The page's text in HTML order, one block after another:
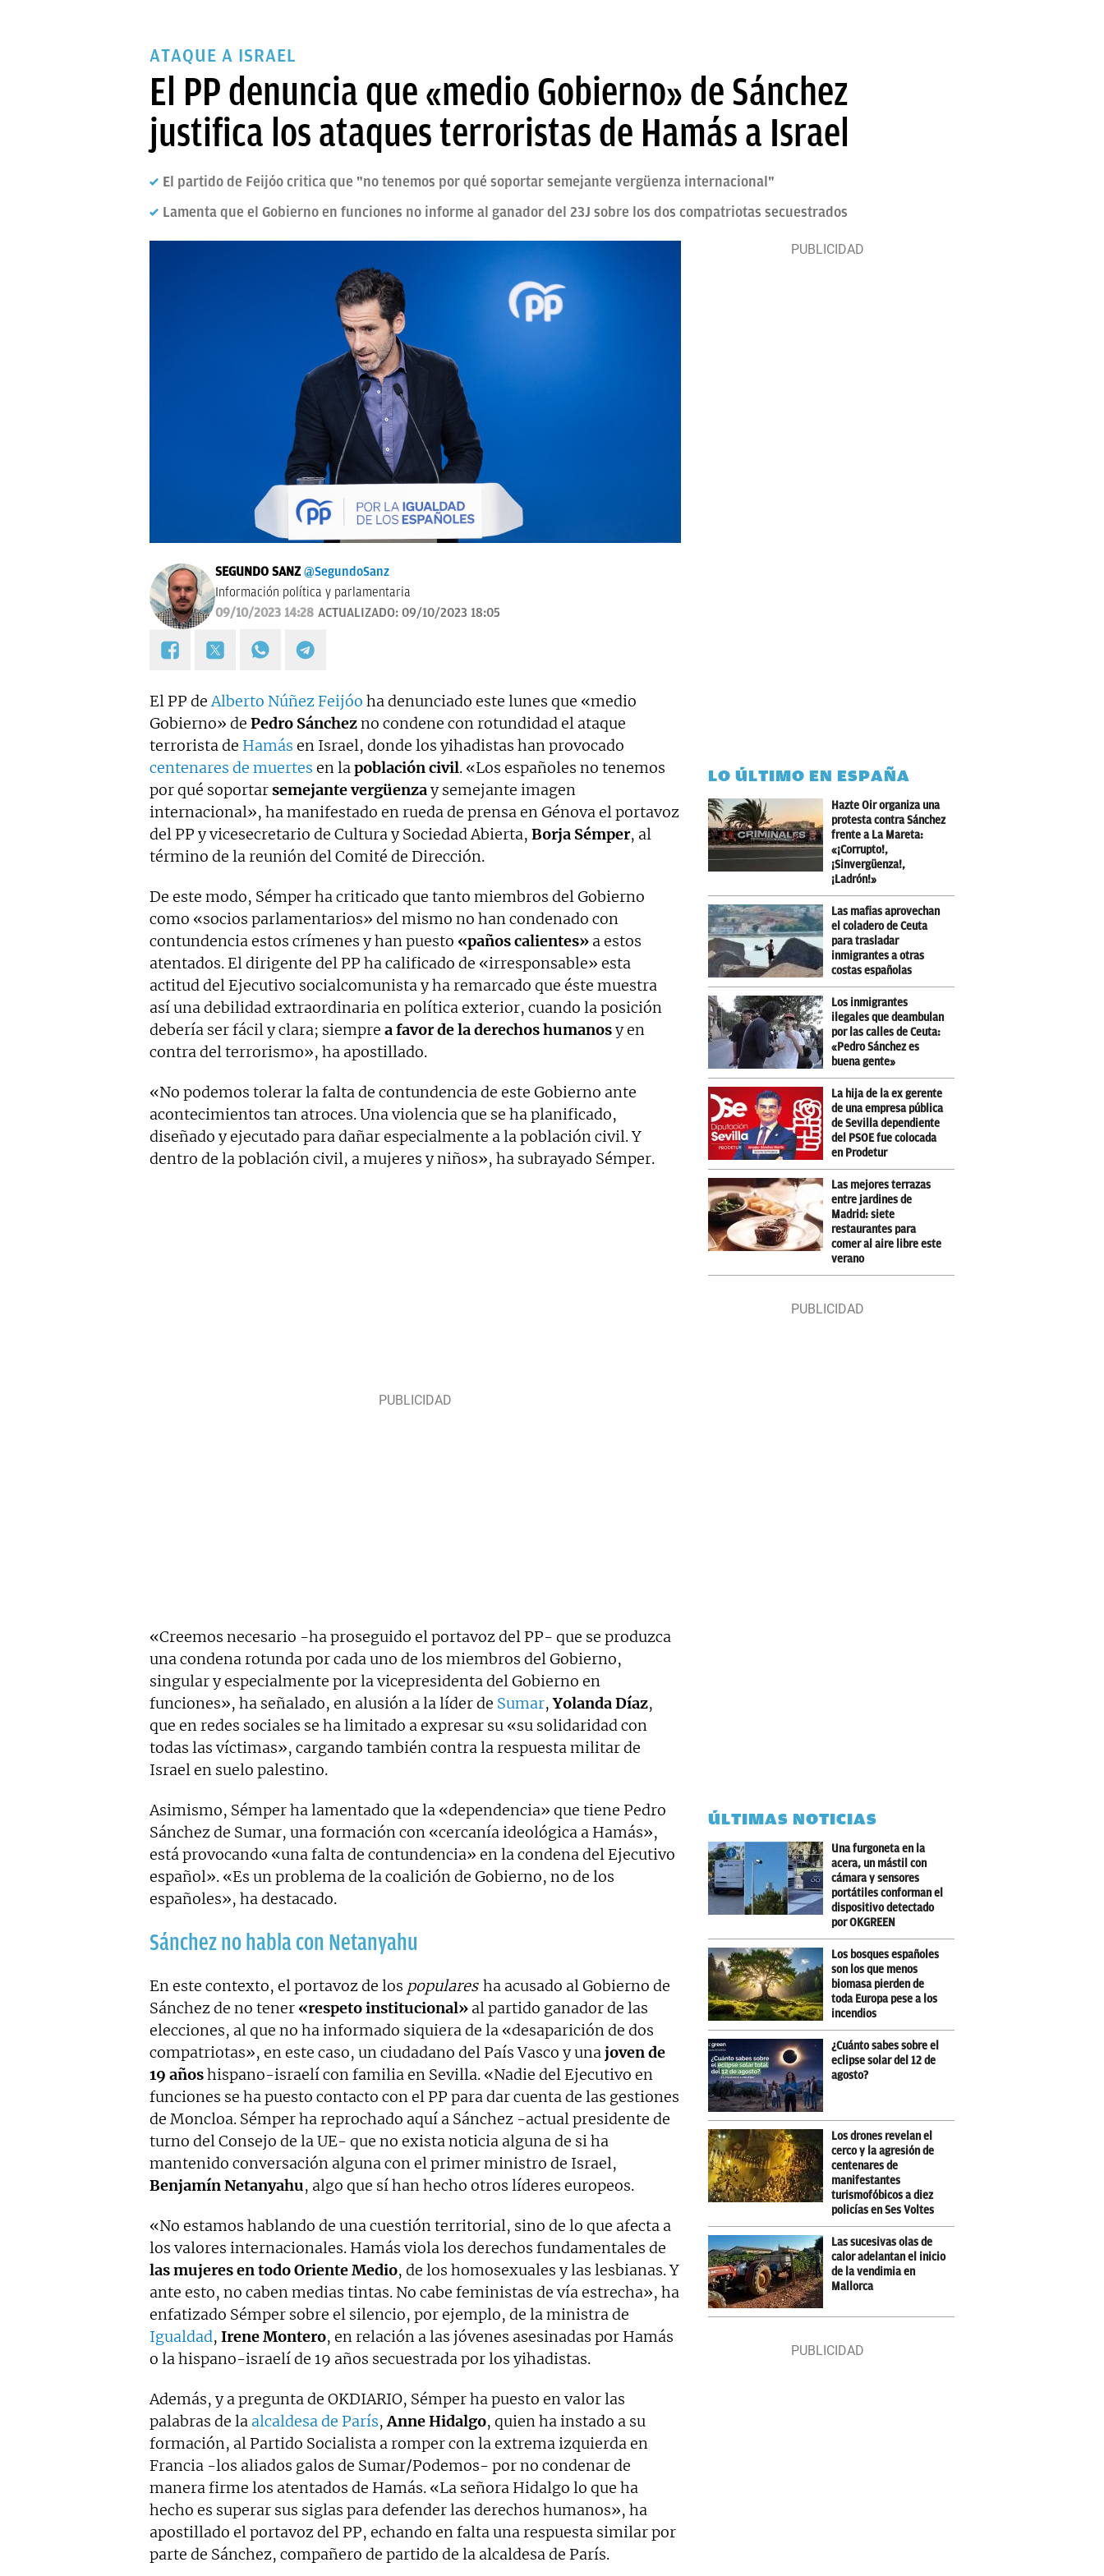
ATAQUE A ISRAEL
El PP denuncia que «medio Gobierno» de Sánchez
justifica los ataques terroristas de Hamás a Israel
El partido de Feijóo critica que "no tenemos por qué soportar semejante vergüenza internacional"
Lamenta que el Gobierno en funciones no informe al ganador del 23J sobre los dos compatriotas secuestrados
SEGUNDO SANZ @SegundoSanz
Información política y parlamentaria
09/10/2023 14:28 ACTUALIZADO: 09/10/2023 18:05
El PP de Alberto Núñez Feijóo ha denunciado este lunes que «medio
Gobierno» de Pedro Sánchezno condene con rotundidad el ataque
terrorista de Hamás en Israel, donde los yihadistas han provocado
centenares de muertes en la población civil. «Los españoles no tenemos
por qué soportarsemejante vergüenzay semejante imagen
internacional», ha manifestado en rueda de prensa en Génova el portavoz
del PP y vicesecretario de Cultura y Sociedad Abierta, Borja Sémper, al
término de la reunión del Comité de Dirección.
De este modo, Sémper ha criticado que tanto miembros del Gobierno
como «socios parlamentarios» del mismo no han condenado con
contundencia estos crímenes y han puesto «paños calientes» a estos
atentados. El dirigente del PP ha calificado de «irresponsable» esta
actitud del Ejecutivo socialcomunista y ha remarcado que éste muestra
así una debilidad extraordinaria en política exterior, cuando la posición
debería ser fácil y clara; siempre a favor de la derechos humanosy en
contra del terrorismo», ha apostillado.
«No podemos tolerar la falta de contundencia de este Gobierno ante
acontecimientos tan atroces. Una violencia que se ha planificado,
diseñado y ejecutado para dañar especialmente a la población civil. Y
dentro de la población civil, a mujeres y niños», ha subrayado Sémper.
«Creemos necesario -ha proseguido el portavoz del PP- que se produzca
una condena rotunda por cada uno de los miembros del Gobierno,
singular y especialmente por la vicepresidenta del Gobierno en
funciones», ha señalado, en alusión a la líder de Sumar,Yolanda Díaz,
que en redes sociales se ha limitado a expresar su «su solidaridad con
todas las víctimas», cargando también contra la respuesta militar de
Israel en suelo palestino.
Asimismo, Sémper ha lamentado que la «dependencia» que tiene Pedro
Sánchez de Sumar, una formación con «cercanía ideológica a Hamás»,
está provocando «una falta de contundencia» en la condena del Ejecutivo
español». «Es un problema de la coalición de Gobierno, no de los
españoles», ha destacado.
Sánchez no habla con Netanyahu
En este contexto, el portavoz de los populares ha acusado al Gobierno de
Sánchez de no tener «respeto institucional» al partido ganador de las
elecciones, al que no ha informado siquiera de la «desaparición de dos
compatriotas», en este caso, un ciudadano del País Vasco y unajoven de
19 añoshispano-israelí con familia en Sevilla. «Nadie del Ejecutivo en
funciones se ha puesto contacto con el PP para dar cuenta de las gestiones
de Moncloa. Sémper ha reprochado aquí a Sánchez -actual presidente de
turno del Consejo de la UE- que no exista noticia alguna de si ha
mantenido conversación alguna con el primer ministro de Israel,
Benjamín Netanyahu, algo que sí han hecho otros líderes europeos.
«No estamos hablando de una cuestión territorial, sino de lo que afecta a
los valores internacionales. Hamás viola los derechos fundamentales de
las mujeres en todo Oriente Medio, de los homosexuales y las lesbianas. Y
ante esto, no caben medias tintas. No cabe feministas de vía estrecha», ha
enfatizado Sémper sobre el silencio, por ejemplo, de la ministra de
Igualdad, Irene Montero, en relación a las jóvenes asesinadas por Hamás
o la hispano-israelí de 19 años secuestrada por los yihadistas.
Además, y a pregunta de OKDIARIO, Sémper ha puesto en valor las
palabras de la alcaldesa de París,Anne Hidalgo, quien ha instado a su
formación, al Partido Socialista a romper con la extrema izquierda en
Francia -los aliados galos de Sumar/Podemos- por no condenar de
manera firme los atentados de Hamás. «La señora Hidalgo lo que ha
hecho es superar sus siglas para defender las derechos humanos», ha
apostillado el portavoz del PP, echando en falta una respuesta similar por
parte de Sánchez, compañero de partido de la alcaldesa de París.
LO ÚLTIMO EN ESPAÑA
Hazte Oir organiza una
protesta contra Sánchez
frente a La Mareta:
«¡Corrupto!,
¡Sinvergüenza!,
¡Ladrón!»
Las mafias aprovechan
el coladero de Ceuta
para trasladar
inmigrantes a otras
costas españolas
Los inmigrantes
ilegales que deambulan
por las calles de Ceuta:
«Pedro Sánchez es
buena gente»
La hija de la ex gerente
de una empresa pública
de Sevilla dependiente
del PSOE fue colocada
en Prodetur
Las mejores terrazas
entre jardines de
Madrid: siete
restaurantes para
comer al aire libre este
verano
ÚLTIMAS NOTICIAS
Una furgoneta en la
acera, un mástil con
cámara y sensores
portátiles conforman el
dispositivo detectado
por OKGREEN
Los bosques españoles
son los que menos
biomasa pierden de
toda Europa pese a los
incendios
¿Cuánto sabes sobre el
eclipse solar del 12 de
agosto?
Los drones revelan el
cerco y la agresión de
centenares de
manifestantes
turismofóbicos a diez
policías en Ses Voltes
Las sucesivas olas de
calor adelantan el inicio
de la vendimia en
Mallorca